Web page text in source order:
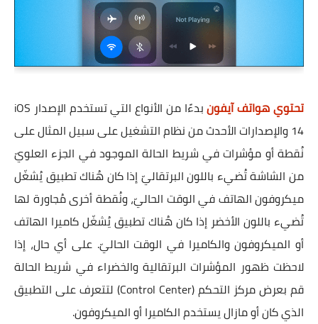
تحتوي هواتف آيفون
بدءًا من الأنواع التي تستخدم الإصدار iOS
14 والإصدارات الأحدث من نظام التشغيل على سبيل المثال على
نُقطة أو مؤشرات في شريط الحالة الموجود في الجزء العلويّ
من الشاشة تُضيء باللون البرتقاليّ إذا كان هُناك تطبيق يُشغّل
ميكروفون الهاتف في الوقت الحاليّ، ونُقطة أخرى مُجاورة لها
تُضيء باللون الأخضر إذا كان هُناك تطبيق يُشغّل كاميرا الهاتف
أو الميكروفون والكاميرا في الوقت الحاليّ. على أي حال، إذا
لاحظت ظهور المؤشرات البرتقالية والخضراء في شريط الحالة
قم بعرض مركز التحكم (Control Center) لتتعرف على التطبيق
الذي كان أو مازال يستخدم الكاميرا أو الميكروفون.